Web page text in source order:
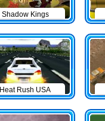
Shadow Kings
Heat Rush USA